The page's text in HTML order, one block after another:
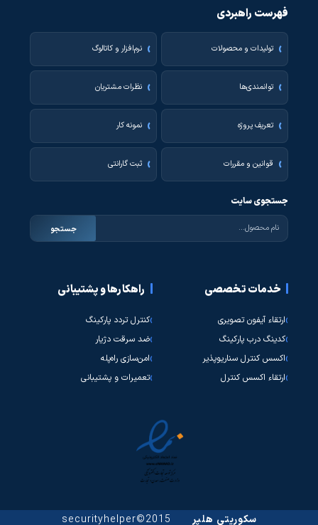
فهرست راهبردی
تولیدات و محصولات نرم‌افزار و کاتالوگ
توانمندی‌ها نظرات مشتریان
تعریف پروژه نمونه کار
قوانین و مقررات ثبت گارانتی
جستجوی سایت
جستجو
خدمات تخصصی
ارتقاء آیفون تصویری
کدینگ درب پارکینگ
اکسس کنترل سناریوپذیر
ارتقاء اکسس کنترل
راهکارها و پشتیبانی
کنترل تردد پارکینگ
ضد سرقت دژیار
امن‌سازی راه‌پله
تعمیرات و پشتیبانی
سکوریتی هلپر